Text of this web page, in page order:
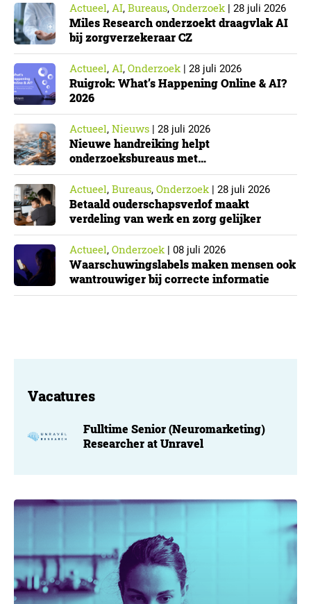
Actueel, AI, Bureaus, Onderzoek| 28 juli 2026
Miles Research onderzoekt draagvlak AI
bij zorgverzekeraar CZ
Actueel, AI, Onderzoek| 28 juli 2026
Ruigrok: What’s Happening Online & AI?
2026
Actueel, Nieuws | 28 juli 2026
Nieuwe handreiking helpt
onderzoeksbureaus met
Cyberbeveiligingswet
Actueel, Bureaus, Onderzoek| 28 juli 2026
Betaald ouderschapsverlof maakt
verdeling van werk en zorg gelijker
Actueel, Onderzoek| 08 juli 2026
Waarschuwingslabels maken mensen ook
wantrouwiger bij correcte informatie
Vacatures
Fulltime Senior (Neuromarketing)
Researcher at Unravel